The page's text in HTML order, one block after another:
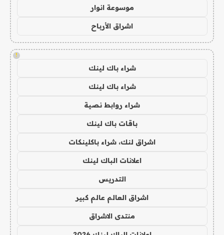
موسوعة انوار
اشراق الأرباح
!
شراء باك لينك
شراء باك لينك
شراء روابط نصية
باقات باك لينك
اشراق لنك، شراء باكلينكات
اعلانات الباك لينك
التدريس
اشراق العالم عالم كبير
منتدى الاشراق